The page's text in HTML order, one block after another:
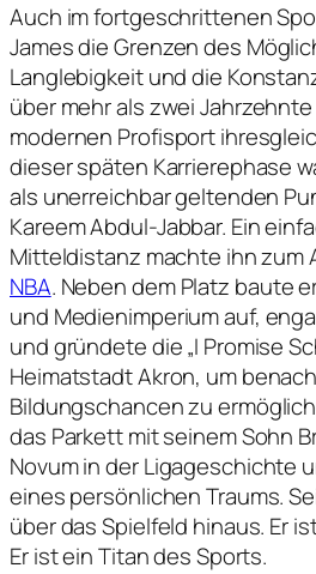
Auch im fortgeschrittenen
James die Grenzen des
Langlebigkeit und die
über mehr als zwei
modernen Profisport
dieser späten Karrierephase
als unerreichbar geltenden
Kareem Abdul-Jabbar. Ein
Mitteldistanz machte ihn zum
NBA. Neben dem Platz baute
und Medienimperium auf,
und gründete die „I Promise
Heimatstadt Akron, um
Bildungschancen zu
das Parkett mit seinem Sohn
Novum in der Ligageschichte
eines persönlichen Traums.
über das Spielfeld hinaus. Er
Er ist ein Titan des Sports.